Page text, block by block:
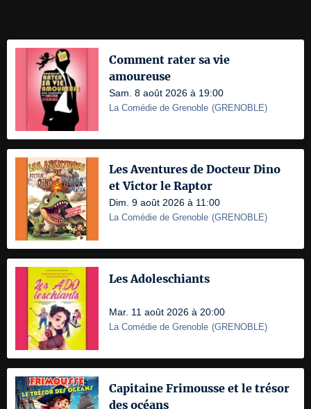
Comment rater sa vie
amoureuse
Sam. 8 août 2026 à 19:00
La Comédie de Grenoble (GRENOBLE)
Les Aventures de Docteur Dino
et Victor le Raptor
Dim. 9 août 2026 à 11:00
La Comédie de Grenoble (GRENOBLE)
Les Adoleschiants
Mar. 11 août 2026 à 20:00
La Comédie de Grenoble (GRENOBLE)
Capitaine Frimousse et le trésor
des océans